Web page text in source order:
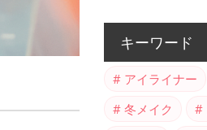
キーワード
アイライナー
冬メイク